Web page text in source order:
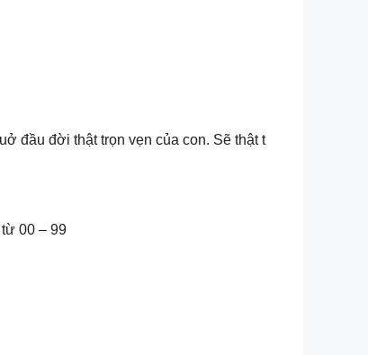
đầu đời thật trọn vẹn của con. Sẽ thật t
00 – 99